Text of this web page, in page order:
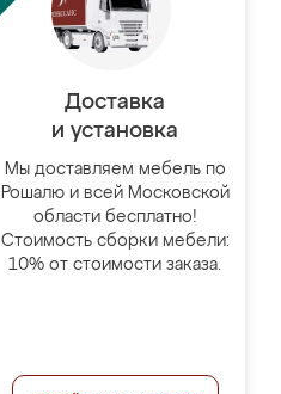
Доставка
и установка
Мы доставляем мебель по
Рошалю и всей Московской
области бесплатно!
Стоимость сборки мебели:
10% от стоимости заказа.